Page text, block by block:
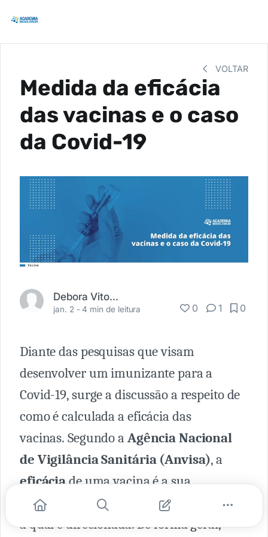
VOLTAR
Medida da eficácia
das vacinas e o caso
da Covid-19
Debora Vitoria Galvan
jan. 2 -4 min de leitura 0 1 0
Diante das pesquisas que visam
desenvolver um imunizante para a
Covid-19, surge a discussão a respeito de
como é calculada a eficácia das
vacinas. Segundo aAgência Nacional
de Vigilância Sanitária (Anvisa), a
eficáciade uma vacina é a sua
capacidade deprevenir
a patologia para
a qual é direcionada. De forma geral,